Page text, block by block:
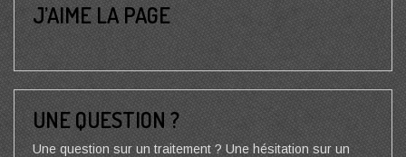
J’AIME LA PAGE
UNE QUESTION ?
Une question sur un traitement ? Une hésitation sur un